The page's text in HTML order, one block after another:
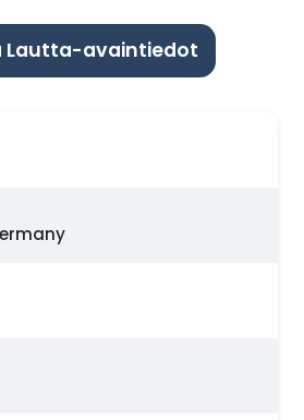
Lautta-avaintiedot